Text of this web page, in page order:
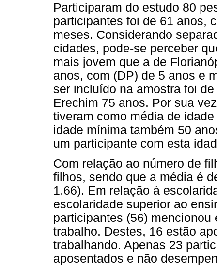
Participaram do estudo 80
participantes foi de 61 anos,
meses. Considerando
cidades, pode-se perceber
mais jovem que a de
anos, com (DP) de 5 anos e
ser incluído na amostra foi
Erechim 75 anos. Por sua
tiveram como média de
idade mínima também 50
um participante com esta
Com relação ao número de
filhos, sendo que a média é
1,66). Em relação à
escolaridade superior ao
participantes (56)
trabalho. Destes, 16 estão
trabalhando. Apenas 23
aposentados e não